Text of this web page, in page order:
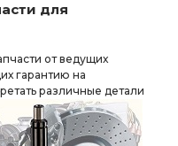
СРЕДНЕГО МОСТА
УРАЛ
шлицами АЗ УРАЛ
БМКД АЗ УРАЛ
для
от ведущих
гарантию на
различные детали